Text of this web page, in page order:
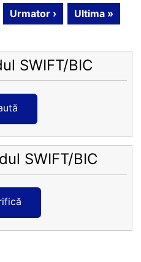
Urmator › Ultima »
SWIFT/BIC
SWIFT/BIC